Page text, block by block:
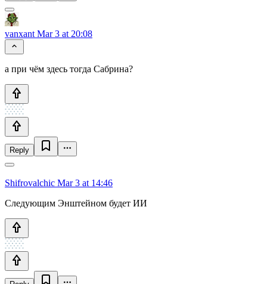
vanxant Mar 3 at 20:08
а при чём здесь тогда Сабрина?
Reply
Shifrovalchic Mar 3 at 14:46
Следующим Энштейном будет ИИ